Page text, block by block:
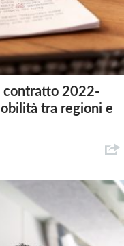
contratto 2022-
tra regioni e